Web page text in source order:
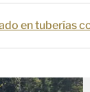
en tuberías